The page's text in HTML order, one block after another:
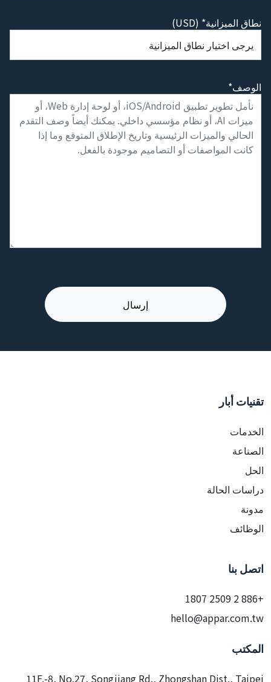
نطاق الميزانية* (USD)
الوصف*
تقنيات أبار
الخدمات
الصناعة
الحل
دراسات الحالة
مدونة
الوظائف
اتصل بنا
+886 2 2509 1807
hello@appar.com.tw
المكتب
11F.-8, No.27, Songjiang Rd., Zhongshan Dist., Taipei